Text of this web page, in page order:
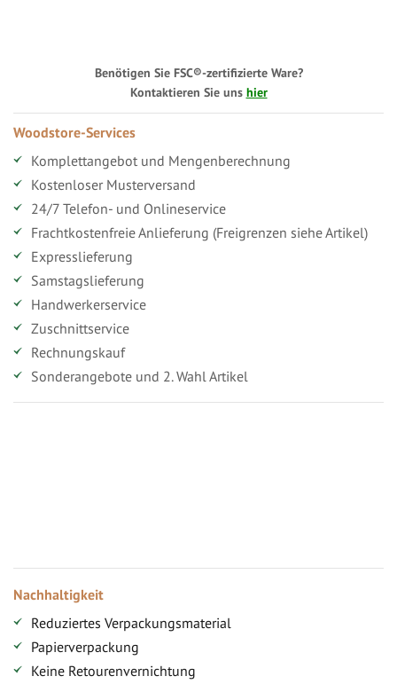
Benötigen Sie FSC®-zertifizierte Ware?
Kontaktieren Sie uns hier
Woodstore-Services
Komplettangebot und Mengenberechnung
Kostenloser Musterversand
24/7 Telefon- und Onlineservice
Frachtkostenfreie Anlieferung (Freigrenzen siehe Artikel)
Expresslieferung
Samstagslieferung
Handwerkerservice
Zuschnittservice
Rechnungskauf
Sonderangebote und 2. Wahl Artikel
Nachhaltigkeit
Reduziertes Verpackungsmaterial
Papierverpackung
Keine Retourenvernichtung